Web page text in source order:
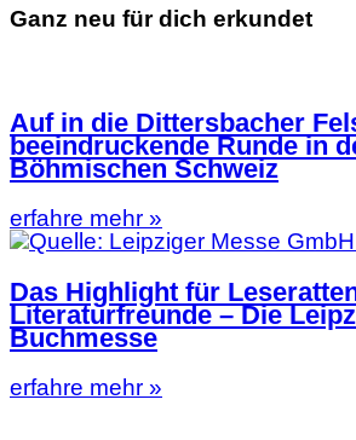
Ganz neu für dich erkundet
Auf in die Dittersbacher
beeindruckende Runde in
Böhmischen Schweiz
erfahre mehr »
Das Highlight für
Literaturfreunde – Die
Buchmesse
erfahre mehr »